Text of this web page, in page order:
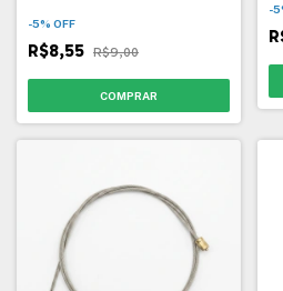
-5% OFF
R$8,55 R$9,00
-5